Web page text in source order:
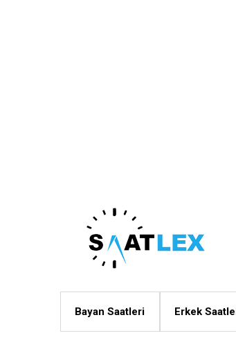
Bayan Saatleri Erkek